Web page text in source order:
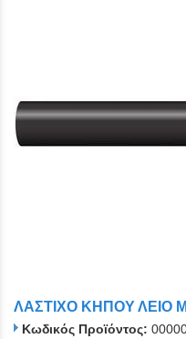
ΛΑΣΤΙΧΟ ΚΗΠΟΥ ΛΕΙΟ
Κωδικός Προϊόντος: